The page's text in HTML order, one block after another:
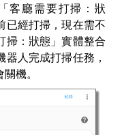
客廳需要打掃：狀
已經打掃，現在需不
掃：狀態」實體整合
人完成打掃任務，
機。